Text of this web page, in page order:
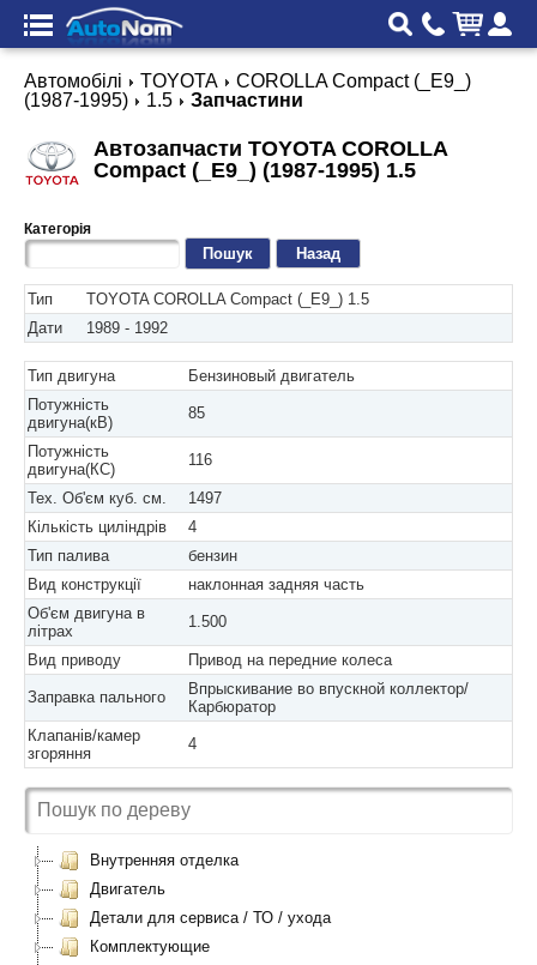
Автомобілі TOYOTA
COROLLA Compact (_E9_)
(1987-1995)
1.5 Запчастини
Автозапчасти TOYOTA COROLLA
Compact (_E9_) (1987-1995) 1.5
Категорія
Назад
Тип
TOYOTA COROLLA Compact (_E9_) 1.5
Дати
1989 - 1992
Тип двигуна
Бензиновый двигатель
Потужність
двигуна(кВ)
85
Потужність
двигуна(КС)
116
Тех. Об'єм куб. см.
1497
Кількість циліндрів
4
Тип палива
бензин
Вид конструкції
наклонная задняя часть
Об'єм двигуна в
літрах
1.500
Вид приводу Привод на передние колеса
Заправка пального
Впрыскивание во впускной коллектор/
Карбюратор
Клапанів/камер
згоряння
4
Внутренняя отделка
Двигатель
Детали для сервиса / ТО / ухода
Комплектующие